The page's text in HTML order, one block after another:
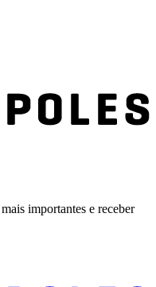
importantes e receber